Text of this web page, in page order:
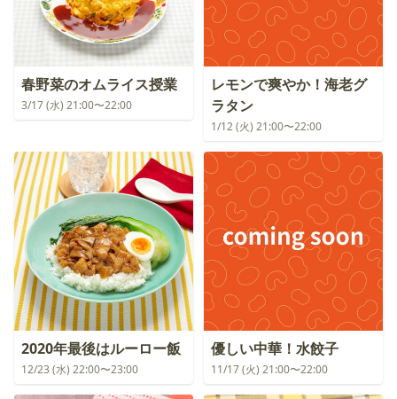
春野菜のオムライス授業
3/17 (水) 21:00〜22:00
レモンで爽やか！海老グ
ラタン
1/12 (火) 21:00〜22:00
2020年最後はルーロー飯
12/23 (水) 22:00〜23:00
優しい中華！水餃子
11/17 (火) 21:00〜22:00